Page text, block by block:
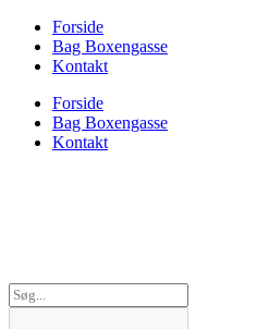
Forside
Bag Boxengasse
Kontakt
Forside
Bag Boxengasse
Kontakt